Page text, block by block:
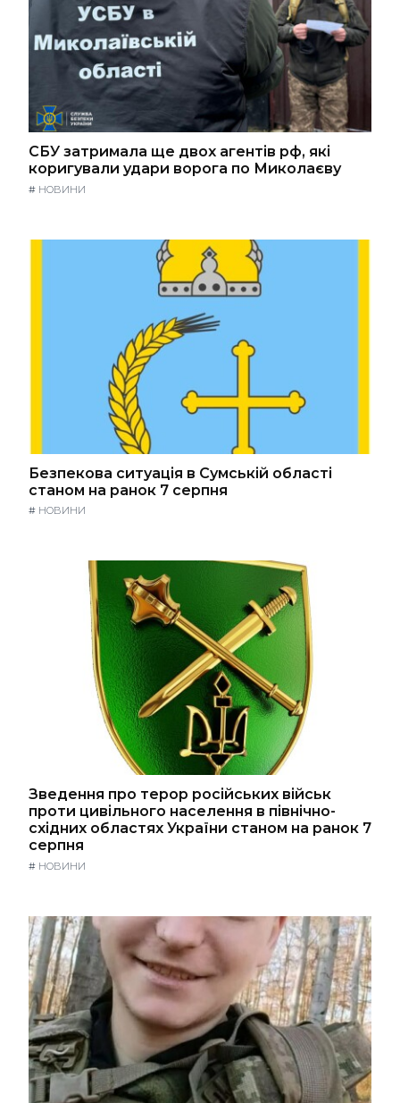
СБУ затримала ще двох агентів рф, які
коригували удари ворога по Миколаєву
# НОВИНИ
Безпекова ситуація в Сумській області
станом на ранок 7 серпня
# НОВИНИ
Зведення про терор російських військ
проти цивільного населення в північно-
східних областях України станом на ранок 7
серпня
# НОВИНИ